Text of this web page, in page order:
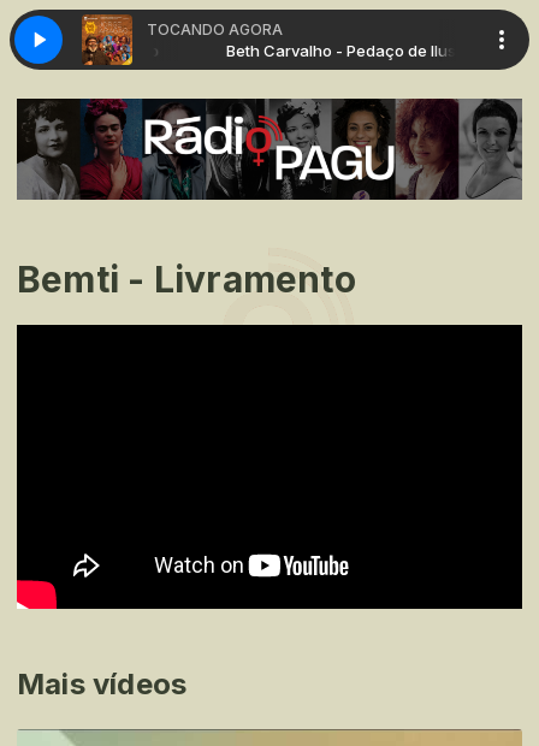
TOCANDO AGORA
Pedaço de Ilusão Beth Carvalho - Pedaço de Ilusão
Bemti - Livramento
Mais vídeos